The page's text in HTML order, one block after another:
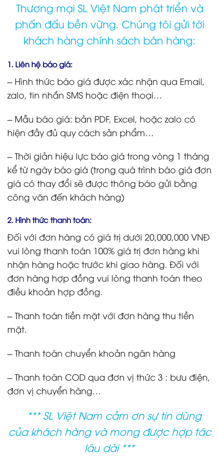
Thương mại SL Việt Nam phát triển và
phấn đấu bền vững. Chúng tôi gửi tới
khách hàng chính sách bán hàng:
1. Liên hệ báo giá:
– Hình thức báo giá được xác nhận qua Email,
zalo, tin nhắn SMS hoặc điện thoại…
– Mẫu báo giá: bản PDF, Excel, hoặc zalo có
hiện đầy đủ quy cách sản phẩm…
– Thời giản hiệu lực báo giá trong vòng 1 tháng
kể từ ngày báo giá (trong quá trình báo giá đơn
giá có thay đổi sẽ được thông báo gửi bằng
công văn đến khách hàng)
2. Hình thức thanh toán:
Đối với đơn hàng có giá trị dưới 20,000,000 VNĐ
vui lòng thanh toán 100% giá trị đơn hàng khi
nhận hàng hoặc trước khi giao hàng. Đối với
đơn hàng hợp đồng vui lòng thanh toán theo
điều khoản hợp đồng.
– Thanh toán tiền mặt với đơn hàng thu tiền
mặt.
– Thanh toán chuyển khoản ngân hàng
– Thanh toán COD qua đơn vị thức 3 : bưu điện,
đơn vị chuyển hàng…
*** SL Việt Nam cảm ơn sự tin dùng
của khách hàng và mong được hợp tác
lâu dài ***